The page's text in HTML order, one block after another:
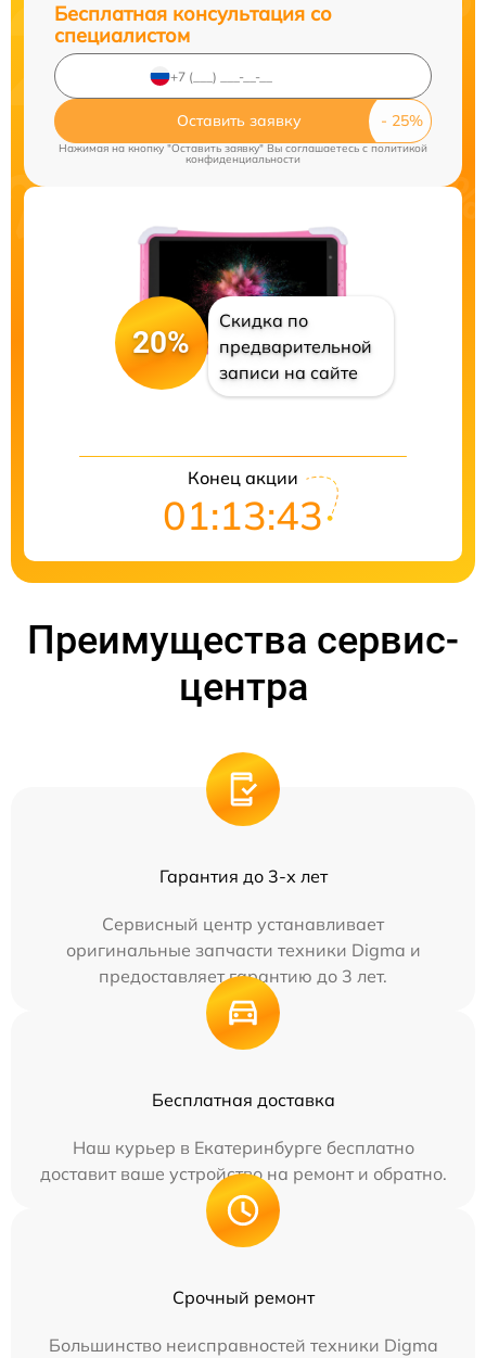
Бесплатная консультация со
специалистом
Оставить заявку
Нажимая на кнопку "Оставить заявку" Вы соглашаетесь c политикой
конфиденциальности
20%
Скидка по
предварительной
записи на сайте
Конец акции
01:13:43
Преимущества сервис-
центра
Гарантия до 3-х лет
Сервисный центр устанавливает
оригинальные запчасти техники Digma и
предоставляет гарантию до 3 лет.
Бесплатная доставка
Наш курьер в Екатеринбурге бесплатно
доставит ваше устройство на ремонт и обратно.
Срочный ремонт
Большинство неисправностей техники Digma